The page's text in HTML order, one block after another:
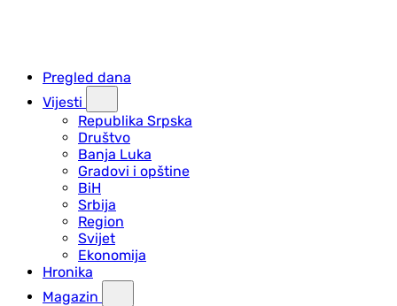
Pregled dana
Vijesti
Republika Srpska
Društvo
Banja Luka
Gradovi i opštine
BiH
Srbija
Region
Svijet
Ekonomija
Hronika
Magazin